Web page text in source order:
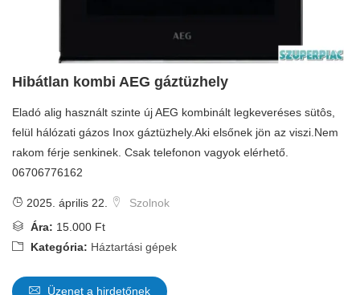
Hibátlan kombi AEG gáztüzhely
Eladó alig használt szinte új AEG kombinált legkeveréses sütôs,
felül hálózati gázos Inox gáztüzhely.Aki elsőnek jön az viszi.Nem
rakom férje senkinek. Csak telefonon vagyok elérhető.
06706776162
2025. április 22.
Szolnok
Ára: 15.000 Ft
Kategória: Háztartási gépek
Üzenet a hirdetőnek